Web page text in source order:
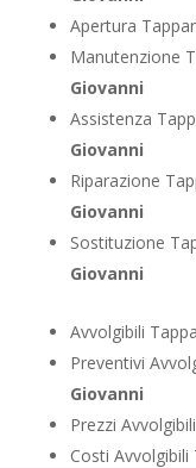
Apertura
Manutenzione
Giovanni
Assistenza
Giovanni
Riparazione
Giovanni
Sostituzione
Giovanni
Avvolgibili
Preventivi
Giovanni
Prezzi
Costi Avvolgibili